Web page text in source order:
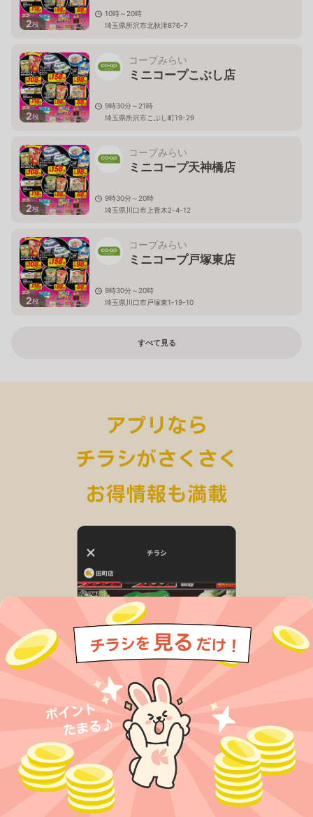
2枚
10時～20時
埼玉県所沢市北秋津876-7
2枚
コープみらい
ミニコープこぶし店
9時30分～21時
埼玉県所沢市こぶし町19-29
2枚
コープみらい
ミニコープ天神橋店
9時30分～20時
埼玉県川口市上青木2-4-12
2枚
コープみらい
ミニコープ戸塚東店
9時30分～20時
埼玉県川口市戸塚東1-19-10
すべて見る